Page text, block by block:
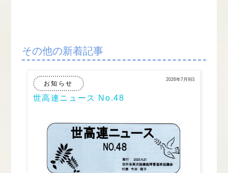
その他の新着記事
お知らせ
2026年7月9日
世高連ニュース No.48